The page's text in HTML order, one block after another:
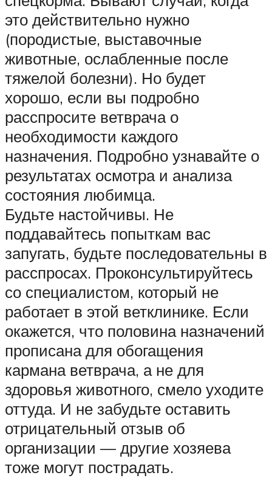
это действительно нужно
(породистые, выставочные
животные, ослабленные после
тяжелой болезни). Но будет
хорошо, если вы подробно
расспросите ветврача о
необходимости каждого
назначения. Подробно узнавайте о
результатах осмотра и анализа
состояния любимца.
Будьте настойчивы. Не
поддавайтесь попыткам вас
запугать, будьте последовательны в
расспросах. Проконсультируйтесь
со специалистом, который не
работает в этой ветклинике. Если
окажется, что половина назначений
прописана для обогащения
кармана ветврача, а не для
здоровья животного, смело уходите
оттуда. И не забудьте оставить
отрицательный отзыв об
организации — другие хозяева
тоже могут пострадать.